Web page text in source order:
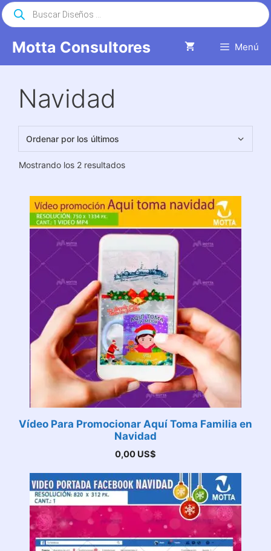
Saltar
al
Motta Consultores Menú
Búsqueda
de
productos
Navidad
Mostrando los 2 resultadosOrdenado
últimos
Vídeo Para Promocionar Aquí Toma Familia en
Navidad
0,00 US$